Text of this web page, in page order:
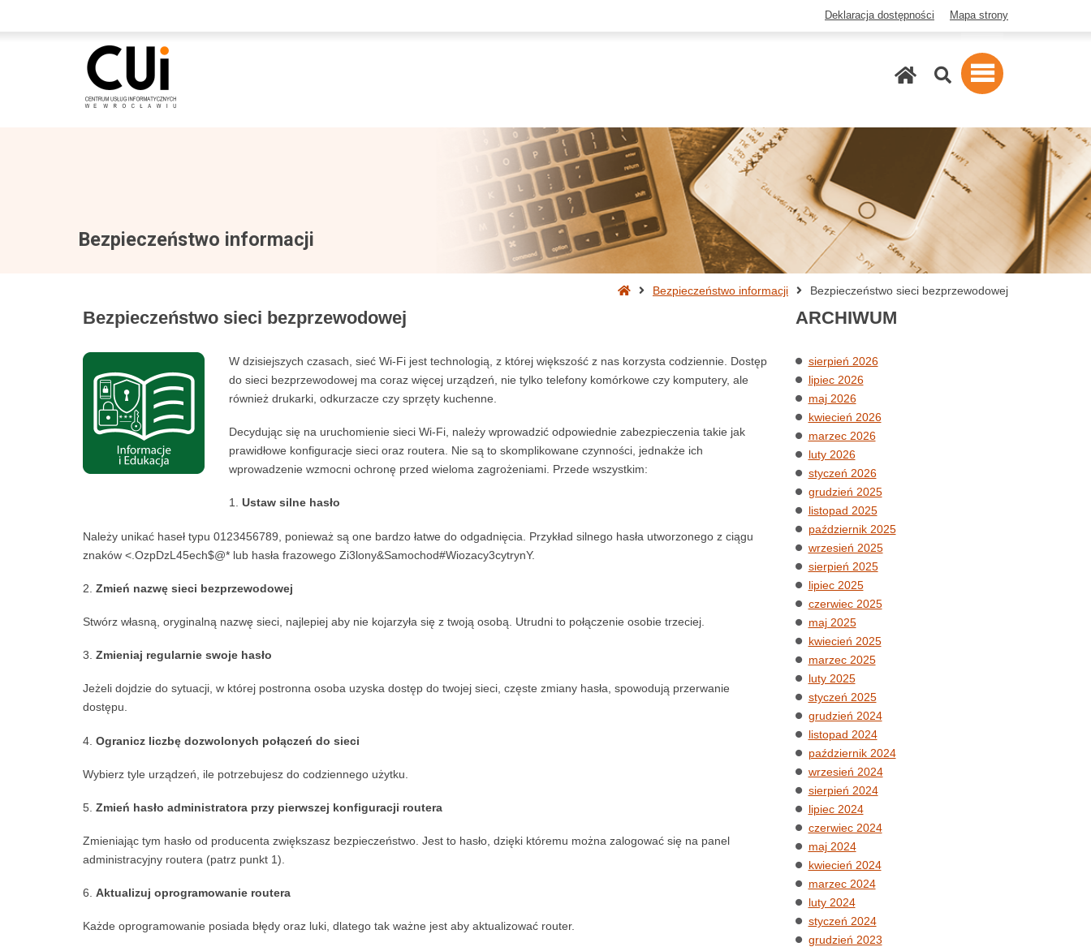
Deklaracja dostępności Mapa strony
Szukaj
Bezpieczeństwo informacji
StronaBezpieczeństwo informacji Bezpieczeństwo sieci bezprzewodowej
Bezpieczeństwo sieci bezprzewodowej
W dzisiejszych czasach, sieć Wi-Fi jest technologią, z której większość z nas korzysta codziennie. Dostęp
do sieci bezprzewodowej ma coraz więcej urządzeń, nie tylko telefony komórkowe czy komputery, ale
również drukarki, odkurzacze czy sprzęty kuchenne.
Decydując się na uruchomienie sieci Wi-Fi, należy wprowadzić odpowiednie zabezpieczenia takie jak
prawidłowe konfiguracje sieci oraz routera. Nie są to skomplikowane czynności, jednakże ich
wprowadzenie wzmocni ochronę przed wieloma zagrożeniami. Przede wszystkim:
Ustaw silne hasło
Należy unikać haseł typu 0123456789, ponieważ są one bardzo łatwe do odgadnięcia. Przykład silnego hasła utworzonego z ciągu
znaków <.OzpDzL45ech$@* lub hasła frazowego Zi3lony&Samochod#Wiozacy3cytrynY.
Zmień nazwę sieci bezprzewodowej
Stwórz własną, oryginalną nazwę sieci, najlepiej aby nie kojarzyła się z twoją osobą. Utrudni to połączenie osobie trzeciej.
Zmieniaj regularnie swoje hasło
Jeżeli dojdzie do sytuacji, w której postronna osoba uzyska dostęp do twojej sieci, częste zmiany hasła, spowodują przerwanie
dostępu.
Ogranicz liczbę dozwolonych połączeń do sieci
Wybierz tyle urządzeń, ile potrzebujesz do codziennego użytku.
Zmień hasło administratora przy pierwszej konfiguracji routera
Zmieniając tym hasło od producenta zwiększasz bezpieczeństwo. Jest to hasło, dzięki któremu można zalogować się na panel
administracyjny routera (patrz punkt 1).
Aktualizuj oprogramowanie routera
Każde oprogramowanie posiada błędy oraz luki, dlatego tak ważne jest aby aktualizować router.
ARCHIWUM
sierpień 2026
lipiec 2026
maj 2026
kwiecień 2026
marzec 2026
luty 2026
styczeń 2026
grudzień 2025
listopad 2025
październik 2025
wrzesień 2025
sierpień 2025
lipiec 2025
czerwiec 2025
maj 2025
kwiecień 2025
marzec 2025
luty 2025
styczeń 2025
grudzień 2024
listopad 2024
październik 2024
wrzesień 2024
sierpień 2024
lipiec 2024
czerwiec 2024
maj 2024
kwiecień 2024
marzec 2024
luty 2024
styczeń 2024
grudzień 2023